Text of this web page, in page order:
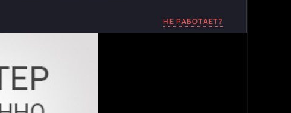
НЕ РАБОТАЕТ?